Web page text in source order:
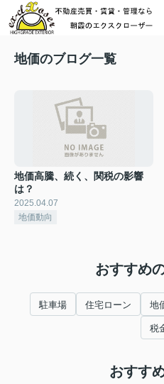
地価のブログ一覧
地価高騰、続く、関税の影響
は？
2025.04.07
地価動向
おすすめ
駐車場 住宅ローン 地
税
おすす